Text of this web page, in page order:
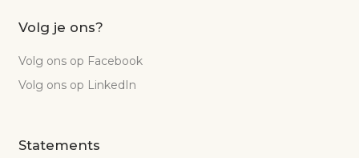
Volg je ons?
Volg ons op Facebook
Volg ons op LinkedIn
Statements